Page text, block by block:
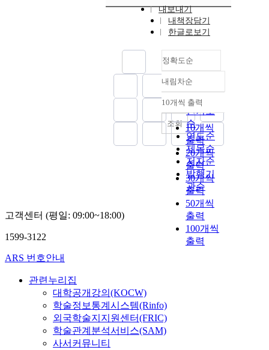
내보내기
내책장담기
한글로보기
정확도순
정확도
순
인기도
순
연도순
제목순
저자순
발행기
관순
내림차순
내림차순
10개씩 출력
10개씩
출력
20개씩
출력
30개씩
출력
50개씩
출력
100개씩
출력
조회
고객센터 (평일: 09:00~18:00)
1599-3122
ARS 번호안내
관련누리집
대학공개강의(KOCW)
학술정보통계시스템(Rinfo)
외국학술지지원센터(FRIC)
학술관계분석서비스(SAM)
사서커뮤니티